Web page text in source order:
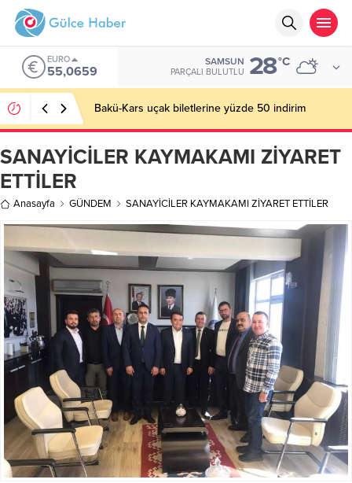
EURO
55,0659
SAMSUN
PARÇALI BULUTLU 28°C
Bakü-Kars uçak biletlerine yüzde 50 indirim
SANAYİCİLER KAYMAKAMI ZİYARET
ETTİLER
Anasayfa GÜNDEM SANAYİCİLER KAYMAKAMI ZİYARET ETTİLER